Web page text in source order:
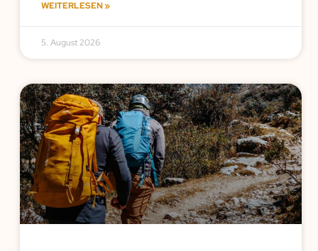
WEITERLESEN »
5. August 2026